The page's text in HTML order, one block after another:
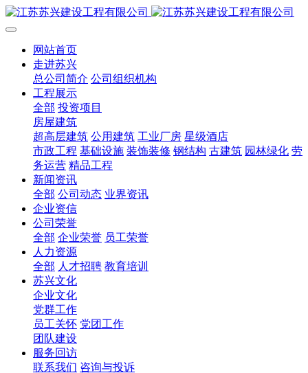
网站首页
走进苏兴
总公司简介 公司组织机构
工程展示
全部 投资项目
房屋建筑
超高层建筑 公用建筑 工业厂房 星级酒店
市政工程 基础设施 装饰装修 钢结构 古建筑 园林绿化 劳
务运营 精品工程
新闻资讯
全部 公司动态 业界资讯
企业资信
公司荣誉
全部 企业荣誉 员工荣誉
人力资源
全部 人才招聘 教育培训
苏兴文化
企业文化
党群工作
员工关怀 党团工作
团队建设
服务回访
联系我们 咨询与投诉